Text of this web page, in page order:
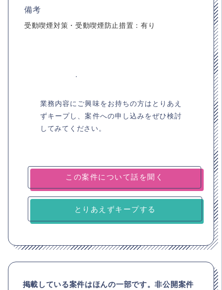
備考
受動喫煙対策・受動喫煙防止措置：有り
業務内容にご興味をお持ちの方はとりあえ
ずキープし、案件への申し込みをぜひ検討
してみてください。
とりあえずキープする
掲載している案件はほんの一部です。非公開案件